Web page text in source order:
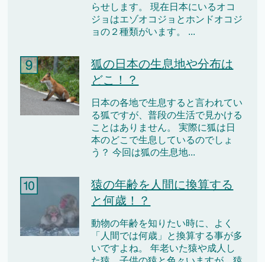
らせします。 現在日本にいるオコ
ジョはエゾオコジョとホンドオコジ
ョの２種類がいます。 ...
狐の日本の生息地や分布は
どこ！？
日本の各地で生息すると言われてい
る狐ですが、普段の生活で見かける
ことはありません。 実際に狐は日
本のどこで生息しているのでしょ
う？ 今回は狐の生息地...
猿の年齢を人間に換算する
と何歳！？
動物の年齢を知りたい時に、よく
「人間では何歳」と換算する事が多
いですよね。 年老いた猿や成人し